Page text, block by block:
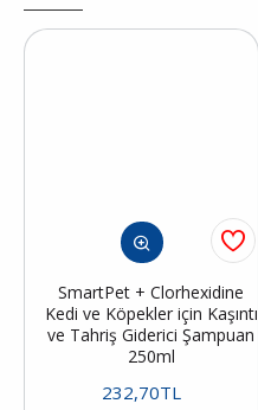
SmartPet + Clorhexidine
Kedi ve Köpekler için Kaşıntı
ve Tahriş Giderici Şampuan
250ml
232,70TL